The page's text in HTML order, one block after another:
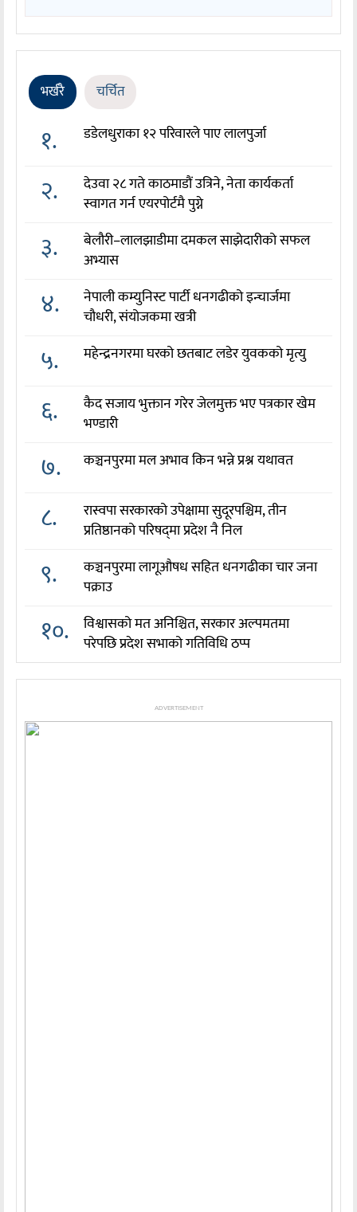
भर्खरै चर्चित
१. डडेलधुराका १२ परिवारले पाए लालपुर्जा
२.
देउवा २८ गते काठमाडौं उत्रिने, नेता कार्यकर्ता
स्वागत गर्न एयरपोर्टमै पुग्ने
३.
बेलौरी–लालझाडीमा दमकल साझेदारीको सफल
अभ्यास
४.
नेपाली कम्युनिस्ट पार्टी धनगढीको इन्चार्जमा
चौधरी, संयोजकमा खत्री
५. महेन्द्रनगरमा घरको छतबाट लडेर युवकको मृत्यु
६.
कैद सजाय भुक्तान गरेर जेलमुक्त भए पत्रकार खेम
भण्डारी
७. कञ्चनपुरमा मल अभाव किन भन्ने प्रश्न यथावत
८.
रास्वपा सरकारको उपेक्षामा सुदूरपश्चिम, तीन
प्रतिष्ठानको परिषद्‌मा प्रदेश नै निल
९.
कञ्चनपुरमा लागूऔषध सहित धनगढीका चार जना
पक्राउ
१०.
विश्वासको मत अनिश्चित, सरकार अल्पमतमा
परेपछि प्रदेश सभाको गतिविधि ठप्प
ADVERTISEMENT